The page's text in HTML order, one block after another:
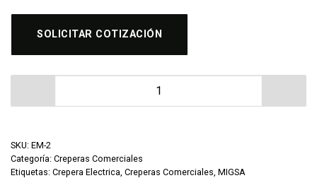
SOLICITAR COTIZACIÓN
Crepera Doble Electrica Migsa EM-2 cantidad
SKU: EM-2
Categoría: Creperas Comerciales
Etiquetas: Crepera Electrica, Creperas Comerciales, MIGSA